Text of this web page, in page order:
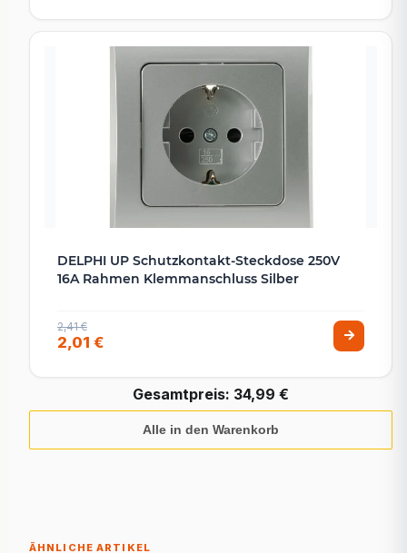
DELPHI UP Schutzkontakt-Steckdose 250V
16A Rahmen Klemmanschluss Silber
2,41 €
2,01 €
Gesamtpreis: 34,99 €
Alle in den Warenkorb
ÄHNLICHE ARTIKEL